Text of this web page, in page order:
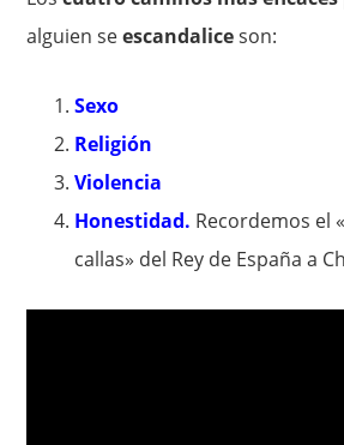
alguien seescandaliceson:
Sexo
Religión
Violencia
Honestidad. Recordemos el
callas» del Rey de España a